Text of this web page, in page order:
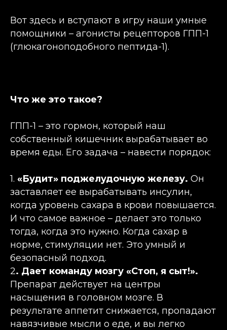
Вот здесь и вступают в игру наши умные
помощники – агонисты рецепторов ГПП-1
(глюкагоноподобного пептида-1).
Что же это такое?
ГПП-1 – это гормон, который наш
собственный кишечник вырабатывает во
время еды. Его задача – навести порядок:
1. «Будит» поджелудочную железу. Он
заставляет ее вырабатывать инсулин,
когда уровень сахара в крови повышается.
И что самое важное – делает это только
тогда, когда это нужно. Когда сахар в
норме, стимуляции нет. Это умный и
безопасный подход.
2. Дает команду мозгу «Стоп, я сыт!».
Препарат действует на центры
насыщения в головном мозге. В
результате аппетит снижается, пропадают
навязчивые мысли о еде, и вы легко